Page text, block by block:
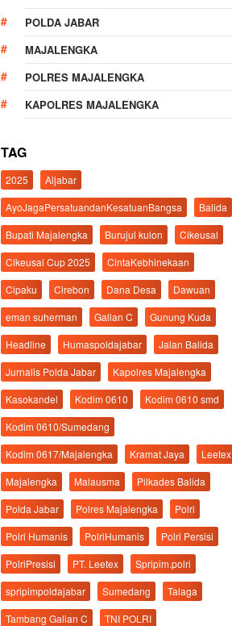
POLDA JABAR
MAJALENGKA
POLRES MAJALENGKA
KAPOLRES MAJALENGKA
TAG
2025
Aljabar
AyoJagaPersatuandanKesatuanBangsa
Balida
Bupati Majalengka
Burujul kulon
Cikeusal
Cikeusal Cup 2025
CintaKebhinekaan
Cipaku
Cirebon Dana Desa
Dawuan
eman suherman
Galian C
Gunung Kuda
Headline
Humaspoldajabar
Jalan Balida
Jurnalis Polda Jabar
Kapolres Majalengka
Kasokandel
Kodim 0610
Kodim 0610 smd
Kodim 0610/Sumedang
Kodim 0617/Majalengka
Kramat Jaya
Leetex
Majalengka
Malausma
Pilkades Balida
Polda Jabar
Polres Majalengka
Polri
Polri Humanis
PolriHumanis
Polri Persisi
PolriPresisi
PT. Leetex
Spripim.polri
spripimpoldajabar
Sumedang
Talaga
Tambang Galian C
TNI POLRI